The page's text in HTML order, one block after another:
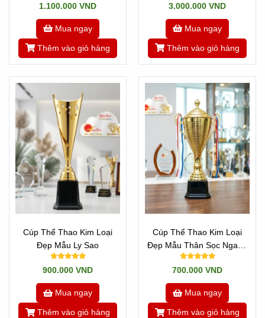
1.100.000 VND
Mua ngay
Thêm vào giỏ hàng
3.000.000 VND
Mua ngay
Thêm vào giỏ hàng
Cúp Thể Thao Kim Loại
Đẹp Mẫu Ly Sao
900.000 VND
Mua ngay
Thêm vào giỏ hàng
Cúp Thể Thao Kim Loại
Đẹp Mẫu Thân Sọc Ngang
Đẹp
700.000 VND
Mua ngay
Thêm vào giỏ hàng